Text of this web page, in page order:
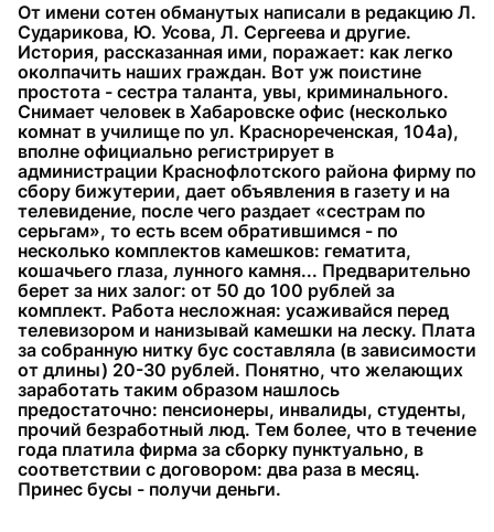
От имени сотен обманутых написали в редакцию Л.
Сударикова, Ю. Усова, Л. Сергеева и другие.
История, рассказанная ими, поражает: как легко
околпачить наших граждан. Вот уж поистине
простота - сестра таланта, увы, криминального.
Снимает человек в Хабаровске офис (несколько
комнат в училище по ул. Краснореченская, 104а),
вполне официально регистрирует в
администрации Краснофлотского района фирму по
сбору бижутерии, дает объявления в газету и на
телевидение, после чего раздает «сестрам по
серьгам», то есть всем обратившимся - по
несколько комплектов камешков: гематита,
кошачьего глаза, лунного камня... Предварительно
берет за них залог: от 50 до 100 рублей за
комплект. Работа несложная: усаживайся перед
телевизором и нанизывай камешки на леску. Плата
за собранную нитку бус составляла (в зависимости
от длины) 20-30 рублей. Понятно, что желающих
заработать таким образом нашлось
предостаточно: пенсионеры, инвалиды, студенты,
прочий безработный люд. Тем более, что в течение
года платила фирма за сборку пунктуально, в
соответствии с договором: два раза в месяц.
Принес бусы - получи деньги.